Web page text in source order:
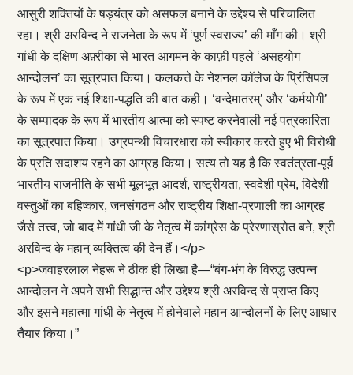
आसुरी शक्तियों के षड्यंत्र को असफल बनाने के उद्देश्य से परिचालित
रहा। श्री अरविन्द ने राजनेता के रूप में ‘पूर्ण स्वराज्य’ की माँग की। श्री
गांधी के दक्षिण अफ़्रीका से भारत आगमन के काफ़ी पहले ‘असहयोग
आन्दोलन’ का सूत्रपात किया। कलकत्ते के नेशनल कॉलेज के प्रिंसिपल
के रूप में एक नई शिक्षा-पद्धति की बात कही। ‘वन्देमातरम्’ और ‘कर्मयोगी’
के सम्पादक के रूप में भारतीय आत्मा को स्पष्ट करनेवाली नई पत्रकारिता
का सूत्रपात किया। उग्रपन्थी विचारधारा को स्वीकार करते हुए भी विरोधी
के प्रति सदाशय रहने का आग्रह किया। सत्य तो यह है कि स्वतंत्रता-पूर्व
भारतीय राजनीति के सभी मूलभूत आदर्श, राष्ट्रीयता, स्वदेशी प्रेम, विदेशी
वस्तुओं का बहिष्कार, जनसंगठन और राष्ट्रीय शिक्षा-प्रणाली का आग्रह
जैसे तत्त्व, जो बाद में गांधी जी के नेतृत्व में कांग्रेस के प्रेरणास्रोत बने, श्री
अरविन्द के महान् व्यक्तित्व की देन हैं।</p>
<p>जवाहरलाल नेहरू ने ठीक ही लिखा है—“बंग-भंग के विरुद्ध उत्पन्न
आन्दोलन ने अपने सभी सिद्धान्त और उद्देश्य श्री अरविन्द से प्राप्त किए
और इसने महात्मा गांधी के नेतृत्व में होनेवाले महान आन्दोलनों के लिए आधार
तैयार किया।”